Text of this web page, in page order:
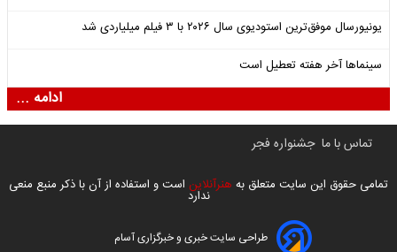
یونیورسال موفق‌ترین استودیوی سال ۲۰۲۶ با ۳ فیلم میلیاردی شد
سینماها آخر هفته تعطیل است
ادامه ...
تماس با ما جشنواره فجر
تمامی حقوق این سایت متعلق به هنرآنلاین است و استفاده از آن با ذکر منبع منعی
ندارد
طراحی سایت خبری و خبرگزاری آسام